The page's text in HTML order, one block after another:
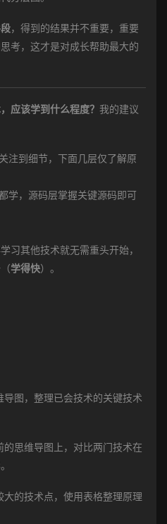
，得到的结果并不重要，重要
考，这才是对成长帮助最大的
应该学到什么程度？ 我的建议
注到细节，下面几层仅了解原
学，源码层掌握关键源码即可
习其他技术就无需重头开始，
学得快）。
导图，整理已会技术的关键技术
的思维导图上，对比两门技术在
大的技术点，使用表格整理原理